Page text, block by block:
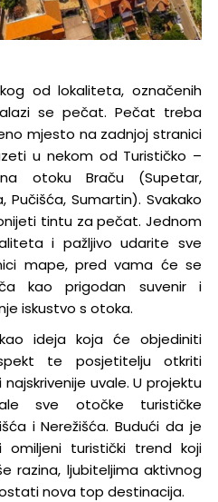
od lokaliteta, označenih
se pečat. Pečat treba
mjesto na zadnjoj stranici
u nekom od Turističko –
otoku Braču (Supetar,
Pučišća, Sumartin). Svakako
tintu za pečat. Jednom
i pažljivo udarite sve
mape, pred vama će se
kao prigodan suvenir i
iskustvo s otoka.
ideja koja će objediniti
te posjetitelju otkriti
uvale. U projektu
sve otočke turističke
i Nerežišća. Budući da je
omiljeni turistički trend koji
razina, ljubiteljima aktivnog
nova top destinacija.